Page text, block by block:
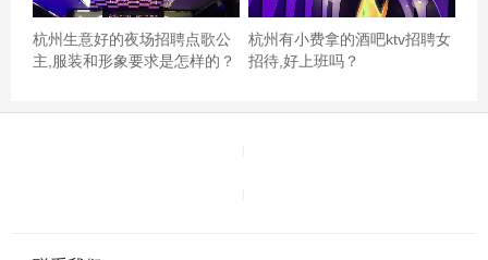
杭州生意好的夜场招聘点歌公
主,服装和形象要求是怎样的？
杭州有小费拿的酒吧ktv招聘女
招待,好上班吗？